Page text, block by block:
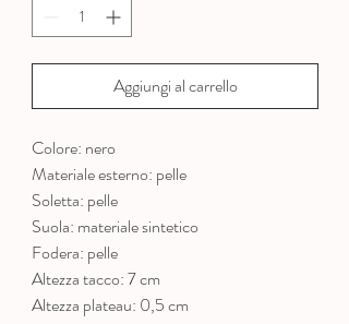
Aggiungi al carrello
Colore: nero
Materiale esterno: pelle
Soletta: pelle
Suola: materiale sintetico
Fodera: pelle
Altezza tacco: 7 cm
Altezza plateau: 0,5 cm